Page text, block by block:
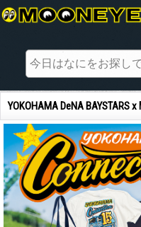
YOKOHAMA DeNA BAYSTARS